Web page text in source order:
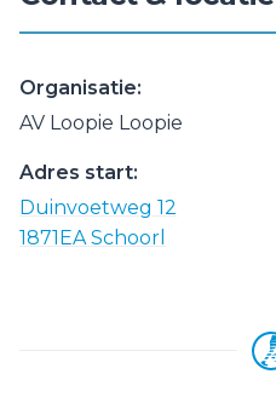
Organisatie:
AV Loopie Loopie
Adres start:
Duinvoetweg 12
1871EA Schoorl